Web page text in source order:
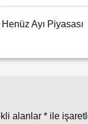
Ayı Piyasası
alanlar * ile